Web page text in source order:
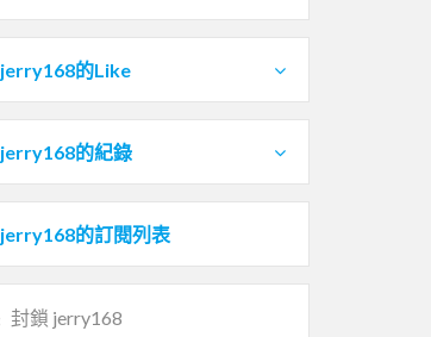
jerry168的Like
jerry168的紀錄
jerry168的訂閱列表
封鎖 jerry168